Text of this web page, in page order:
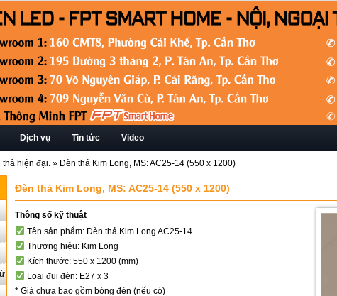
Dịch vụ Tin tức Video
hiện đại. » Đèn thả Kim Long, MS: AC25-14 (550 x 1200)
Đèn thả Kim Long, MS: AC25-14 (550 x 1200)
Thông số kỹ thuật
Tên sản phẩm: Đèn thả Kim Long AC25-14
Thương hiệu: Kim Long
Kích thước: 550 x 1200 (mm)
Loại đui đèn: E27 x 3
* Giá chưa bao gồm bóng đèn (nếu có)